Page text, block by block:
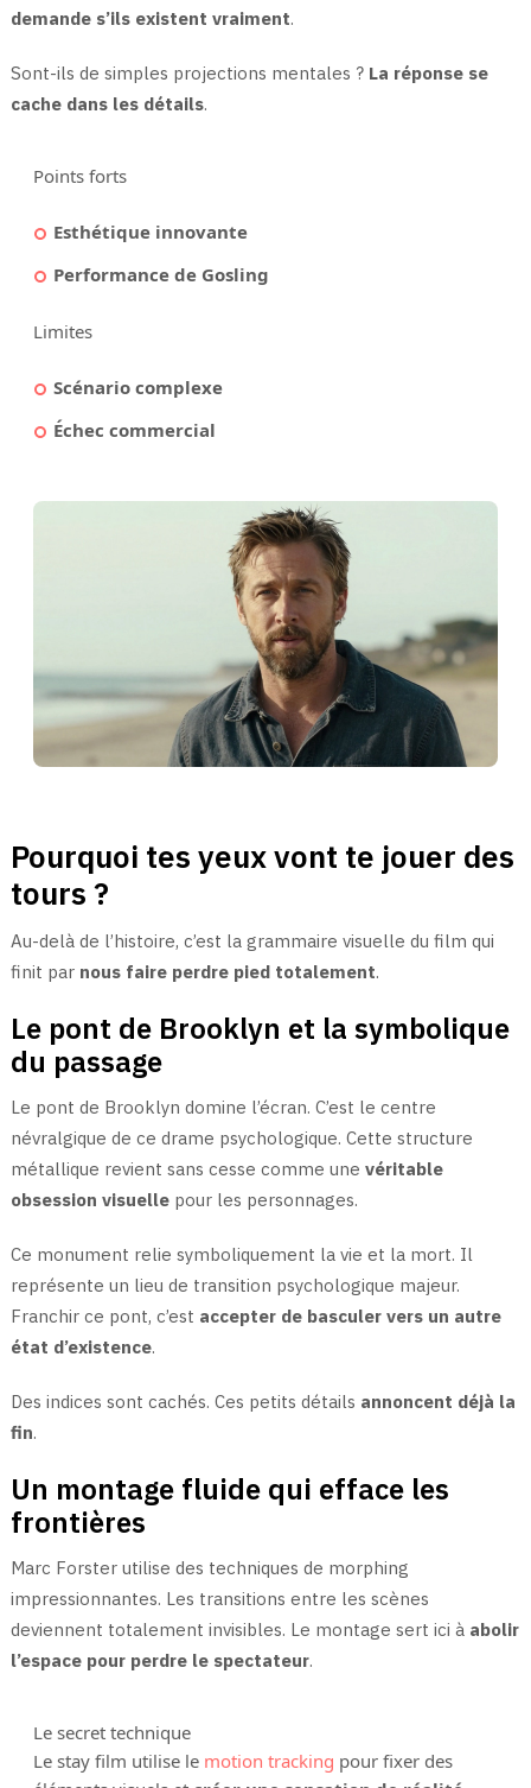
demande s’ils existent vraiment.
Sont-ils de simples projections mentales ? La réponse se
cache dans les détails.
Points forts
Esthétique innovante
Performance de Gosling
Limites
Scénario complexe
Échec commercial
Pourquoi tes yeux vont te jouer des
tours ?
Au-delà de l’histoire, c’est la grammaire visuelle du film qui
finit par nous faire perdre pied totalement.
Le pont de Brooklyn et la symbolique
du passage
Le pont de Brooklyn domine l’écran. C’est le centre
névralgique de ce drame psychologique. Cette structure
métallique revient sans cesse comme une véritable
obsession visuellepour les personnages.
Ce monument relie symboliquement la vie et la mort. Il
représente un lieu de transition psychologique majeur.
Franchir ce pont, c’est accepter de basculer vers un autre
état d’existence.
Des indices sont cachés. Ces petits détails annoncent déjà la
fin.
Un montage fluide qui efface les
frontières
Marc Forster utilise des techniques de morphing
impressionnantes. Les transitions entre les scènes
deviennent totalement invisibles. Le montage sert ici à abolir
l’espace pour perdre le spectateur.
Le secret technique
Le stay film utilise le motion tracking pour fixer des